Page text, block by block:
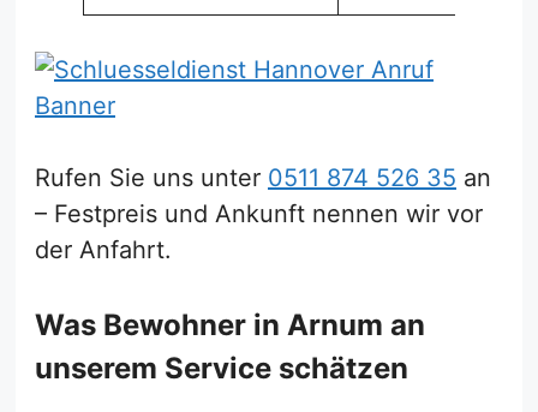
Rufen Sie uns unter 0511 874 526 35 an
– Festpreis und Ankunft nennen wir vor
der Anfahrt.
Was Bewohner in Arnum an
unserem Service schätzen